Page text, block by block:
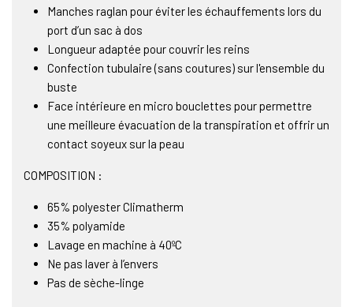
Manches raglan pour éviter les échauffements lors du
port d’un sac à dos
Longueur adaptée pour couvrir les reins
Confection tubulaire (sans coutures) sur l'ensemble du
buste
Face intérieure en micro bouclettes pour permettre
une meilleure évacuation de la transpiration et offrir un
contact soyeux sur la peau
COMPOSITION :
65% polyester Climatherm
35% polyamide
Lavage en machine à 40ºC
Ne pas laver à l’envers
Pas de sèche-linge